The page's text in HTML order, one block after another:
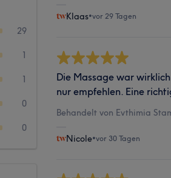
29
1
1
0
0
Klaas•vor 29 Tagen
Die Massage war
nur empfehlen. Eine
Behandelt von Evthimia
Nicole•vor 30 Tagen